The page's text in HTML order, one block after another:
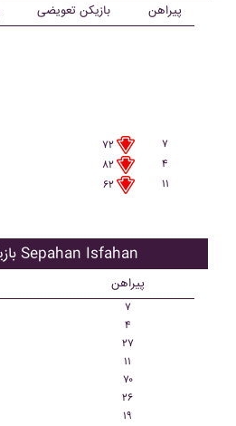
بازیکن تعویضی پیراهن
۷۲
۷
۸۲
۴
۶۲
۱۱
بازیکن تعویضی Sepahan Isfahan
پیراهن
۷
۴
۲۷
۱۱
۷۰
۲۶
۱۹